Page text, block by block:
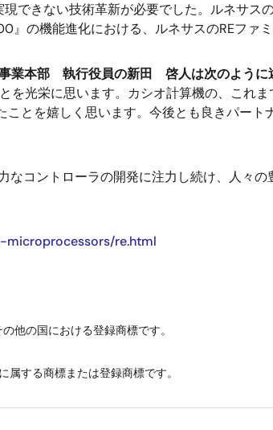
できない技術革新が必要でした。ルネサス
の機能進化における、ルネサスのREファ
業本部 執行役員の新田 啓人は次のように
を光栄に思います。カシオ計算機の、これ
とを嬉しく思います。今後とも良きパー
コントローラの開発に注力し続け、人々
re.html
他の国における登録商標です。
する商標または登録商標です。